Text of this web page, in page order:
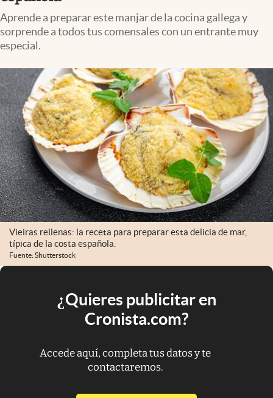
Aprende a preparar este manjar de la cocina gallega y
sorprende a todos tus comensales con un entrante muy
especial.
Vieiras rellenas: la receta para preparar esta delicia de mar,
típica de la costa española.
Fuente: Shutterstock
¿Quieres publicitar en
Cronista.com?
Accede aquí, completa tus datos y te
contactaremos.